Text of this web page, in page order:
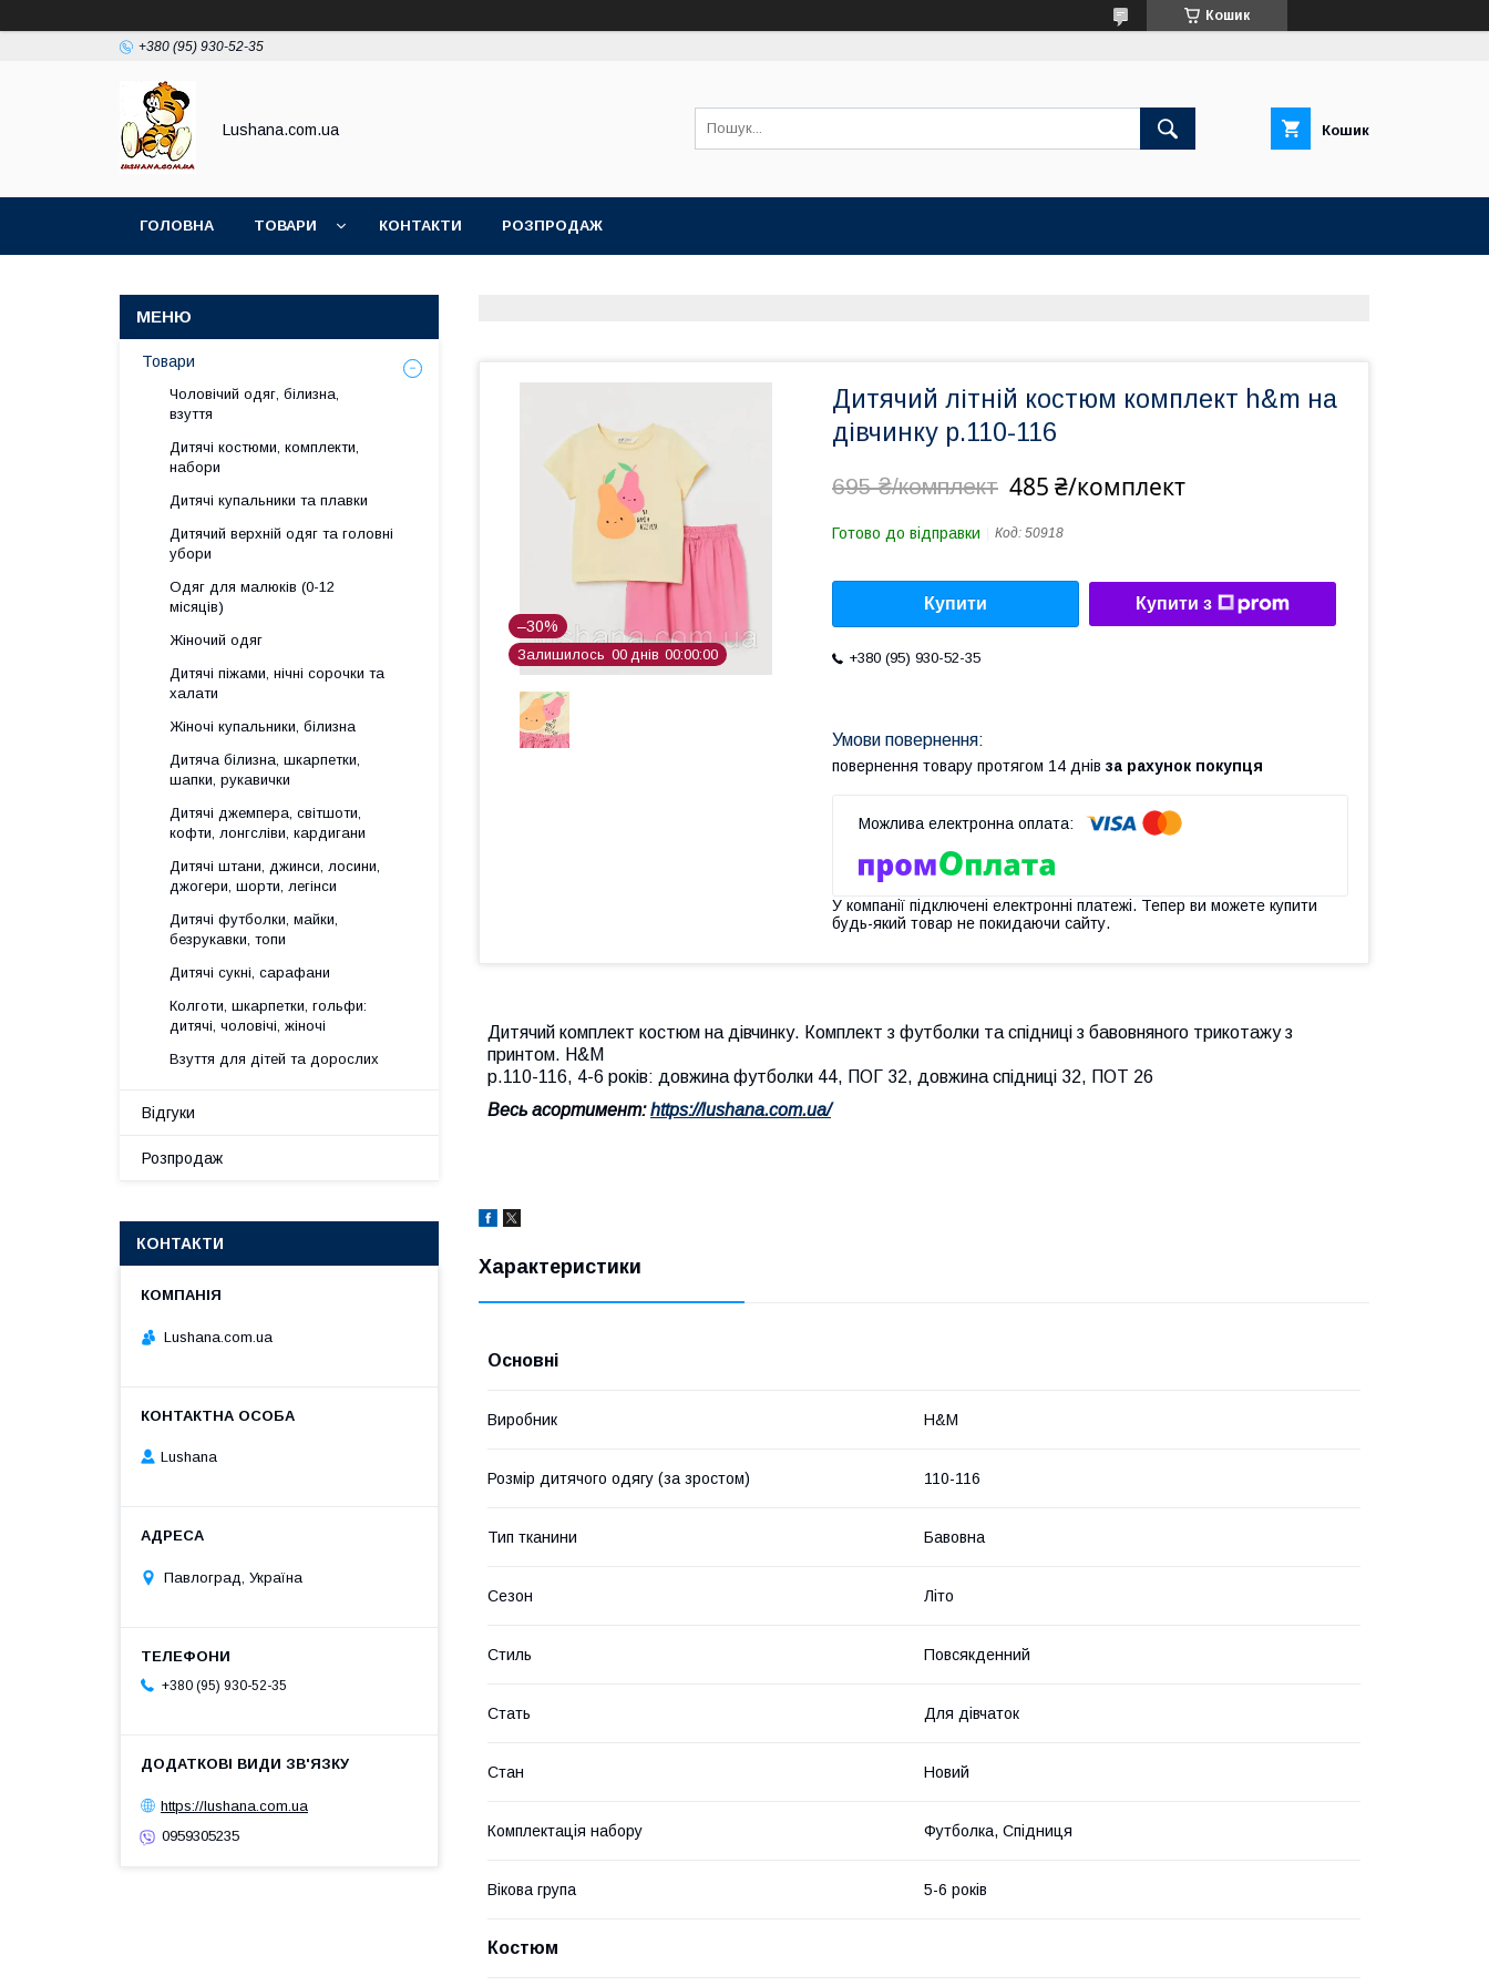
Кошик
+380 (95) 930-52-35
Lushana.com.ua Кошик
ГОЛОВНА ТОВАРИ КОНТАКТИ РОЗПРОДАЖ
–30%
Залишилось 00 днів 00 00 00
Дитячий літній костюм комплект h&m на
дівчинку р.110-116
695 ₴/комплект 485 ₴/комплект
Готово до відправки Код: 50918
Купити Купити з
+380 (95) 930-52-35
повернення товару протягом 14 днів за рахунок покупця
У компанії підключені електронні платежі. Тепер ви можете купити
будь-який товар не покидаючи сайту.
Дитячий комплект костюм на дівчинку. Комплект з футболки та спідниці з бавовняного трикотажу з
принтом. H&M
р.110-116, 4-6 років: довжина футболки 44, ПОГ 32, довжина спідниці 32, ПОТ 26
Весь асортимент:https://lushana.com.ua/
Характеристики
Основні
Виробник H&M
Розмір дитячого одягу (за зростом) 110-116
Тип тканини Бавовна
Сезон Літо
Стиль Повсякденний
Стать Для дівчаток
Стан Новий
Комплектація набору Футболка, Спідниця
Вікова група 5-6 років
Костюм
Товари
Чоловічий одяг, білизна,
взуття
Дитячі костюми, комплекти,
набори
Дитячі купальники та плавки
Дитячий верхній одяг та головні
убори
Одяг для малюків (0-12
місяців)
Жіночий одяг
Дитячі піжами, нічні сорочки та
халати
Жіночі купальники, білизна
Дитяча білизна, шкарпетки,
шапки, рукавички
Дитячі джемпера, світшоти,
кофти, лонгсліви, кардигани
Дитячі штани, джинси, лосини,
джогери, шорти, легінси
Дитячі футболки, майки,
безрукавки, топи
Дитячі сукні, сарафани
Колготи, шкарпетки, гольфи:
дитячі, чоловічі, жіночі
Взуття для дітей та дорослих
Відгуки
Розпродаж
КОНТАКТИ
Lushana.com.ua
Lushana
Павлоград, Україна
+380 (95) 930-52-35
https://lushana.com.ua
0959305235